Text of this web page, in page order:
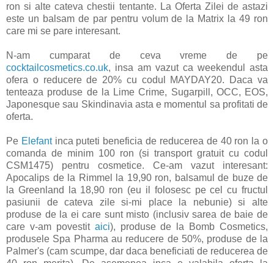
ron si alte cateva chestii tentante. La Oferta Zilei de astazi
este un balsam de par pentru volum de la Matrix la 49 ron
care mi se pare interesant.
N-am cumparat de ceva vreme de pe
cocktailcosmetics.co.uk, insa am vazut ca weekendul asta
ofera o reducere de 20% cu codul MAYDAY20. Daca va
tenteaza produse de la Lime Crime, Sugarpill, OCC, EOS,
Japonesque sau Skindinavia asta e momentul sa profitati de
oferta.
Pe Elefantinca puteti beneficia de reducerea de 40 ron la o
comanda de minim 100 ron (si transport gratuit cu codul
CSM1475) pentru cosmetice. Ce-am vazut interesant:
Apocalips de la Rimmel la 19,90 ron, balsamul de buze de
la Greenland la 18,90 ron (eu il folosesc pe cel cu fructul
pasiunii de cateva zile si-mi place la nebunie) si alte
produse de la ei care sunt misto (inclusiv sarea de baie de
care v-am povestit aici), produse de la Bomb Cosmetics,
produsele Spa Pharma au reducere de 50%, produse de la
Palmer's (cam scumpe, dar daca beneficiati de reducerea de